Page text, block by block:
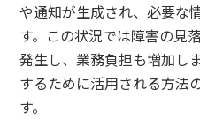
や通知が生成され、必要な
す。この状況では障害の見
発生し、業務負担も増加し
するために活用される方法
す。